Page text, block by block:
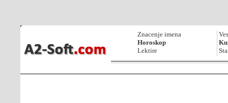
Znacenje imena
Horoskop
Lektire